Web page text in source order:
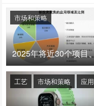
市场和策略
工艺 市场和策略 应用